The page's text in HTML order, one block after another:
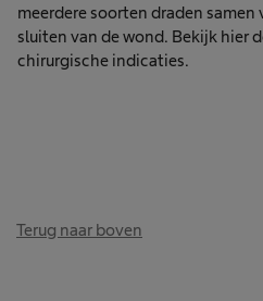
meerdere soorten draden
sluiten van de wond. Bekijk hier
chirurgische indicaties.
Terug naar boven